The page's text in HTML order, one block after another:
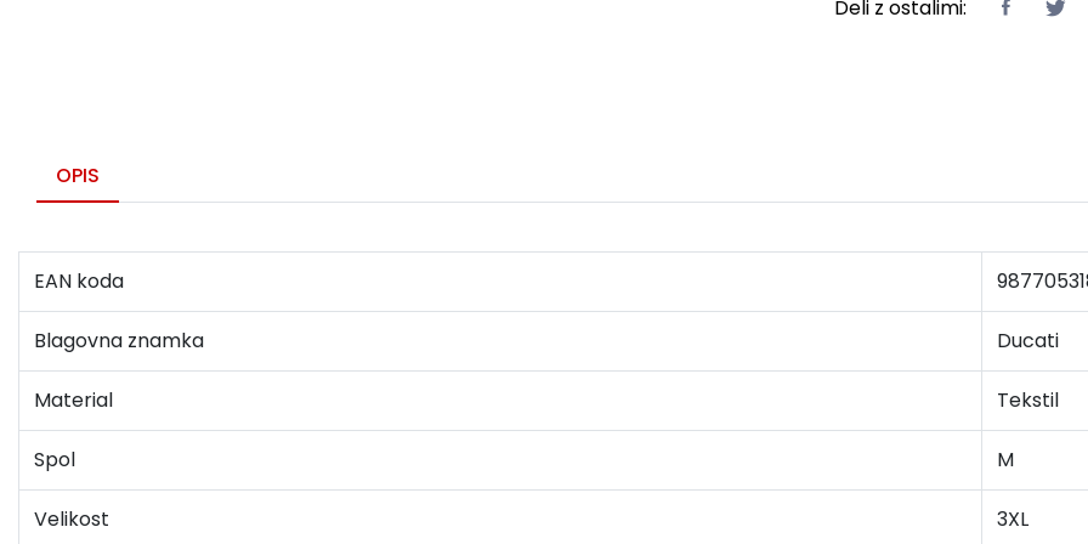
Deli z ostalimi:
OPIS
EAN koda
Blagovna znamka Ducati
Material Tekstil
Spol M
Velikost 3XL